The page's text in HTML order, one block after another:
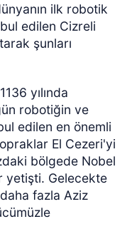
ilk robotik
edilen Cizreli
şunları
yılında
robotiğin ve
edilen en önemli
El Cezeri'yi
bölgede Nobel
yetişti. Gelecekte
fazla Aziz